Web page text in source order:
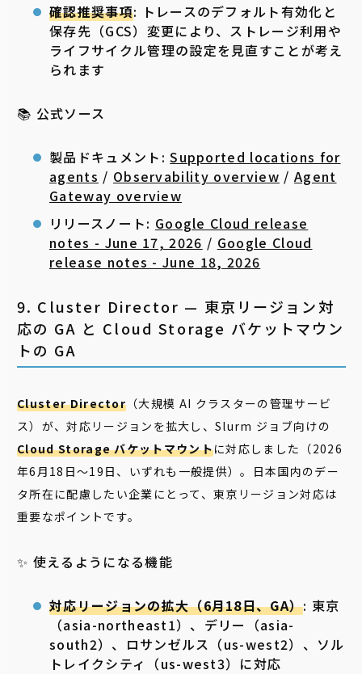
確認推奨事項: トレースのデフォルト有効化と
保存先（GCS）変更により、ストレージ利用や
ライフサイクル管理の設定を見直すことが考え
られます
📚 公式ソース
製品ドキュメント:Supported locations for
agents / Observability overview / Agent
Gateway overview
リリースノート: Google Cloud release
notes - June 17, 2026 / Google Cloud
release notes - June 18, 2026
9. Cluster Director — 東京リージョン対
応の GA と Cloud Storage バケットマウン
トの GA
Cluster Director （大規模 AI クラスターの管理サービ
ス）が、対応リージョンを拡大し、Slurm ジョブ向けの
Cloud Storage バケットマウントに対応しました（2026
年6月18日〜19日、いずれも一般提供）。日本国内のデー
タ所在に配慮したい企業にとって、東京リージョン対応は
重要なポイントです。
✨ 使えるようになる機能
対応リージョンの拡大（6月18日、GA）: 東京
（asia-northeast1）、デリー（asia-
south2）、ロサンゼルス（us-west2）、ソル
トレイクシティ（us-west3）に対応